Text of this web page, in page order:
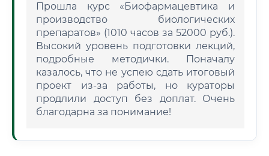
Прошла курс «Биофармацевтика и
производство биологических
препаратов» (1010 часов за 52000 руб.).
Высокий уровень подготовки лекций,
подробные методички. Поначалу
казалось, что не успею сдать итоговый
проект из-за работы, но кураторы
продлили доступ без доплат. Очень
благодарна за понимание!